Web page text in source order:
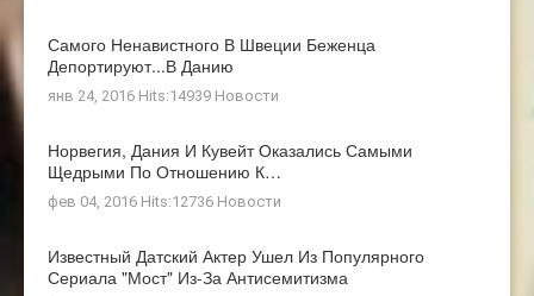
Самого Ненавистного В Швеции Беженца
Депортируют...в Данию
янв 24, 2016 Hits:14939 Новости
Норвегия, Дания И Кувейт Оказались Самыми
Щедрыми По Отношению К…
фев 04, 2016 Hits:12736 Новости
Известный Датский Актер Ушел Из Популярного
Сериала "Мост" Из-За Антисемитизма